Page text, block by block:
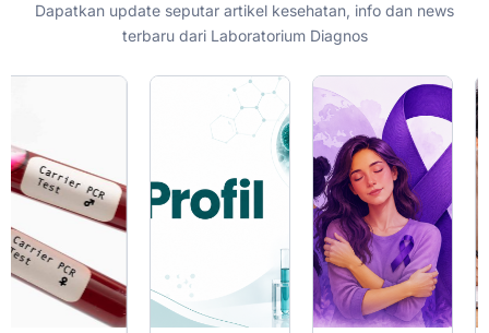
Dapatkan update seputar artikel kesehatan, info dan news
terbaru dari Laboratorium Diagnos